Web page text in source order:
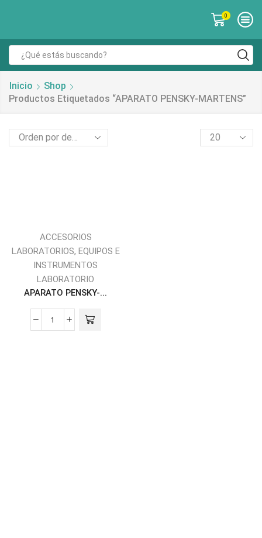
0
Inicio
Shop
Productos Etiquetados “APARATO PENSKY-MARTENS”
ACCESORIOS
LABORATORIOS, EQUIPOS E
INSTRUMENTOS
LABORATORIO
APARATO PENSKY-...